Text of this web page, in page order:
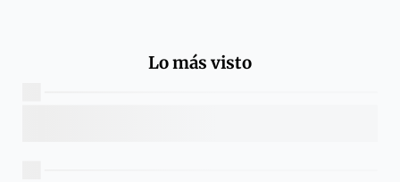
Lo más visto